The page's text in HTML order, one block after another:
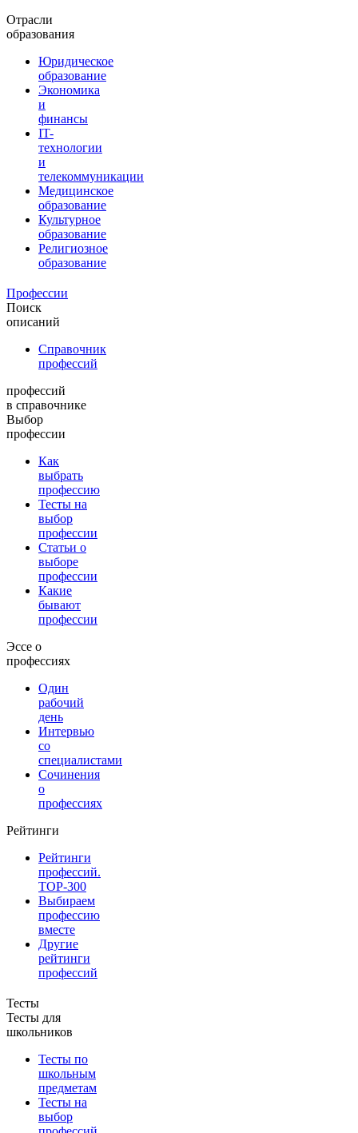
Отрасли
образования
Юридическое
образование
Экономика
и
финансы
IT-
технологии
и
телекоммуникации
Медицинское
образование
Культурное
образование
Религиозное
образование
Профессии
Поиск
описаний
Справочник
профессий
профессий
в справочнике
Выбор
профессии
Как
выбрать
профессию
Тесты на
выбор
профессии
Статьи о
выборе
профессии
Какие
бывают
профессии
Эссе о
профессиях
Один
рабочий
день
Интервью
со
специалистами
Сочинения
о
профессиях
Рейтинги
Рейтинги
профессий.
TOP-300
Выбираем
профессию
вместе
Другие
рейтинги
профессий
Тесты
Тесты для
школьников
Тесты по
школьным
предметам
Тесты на
выбор